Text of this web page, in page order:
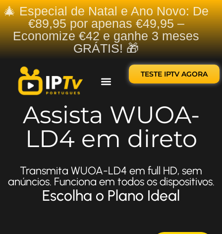
🎄 Especial de Natal e Ano Novo: De
€89,95 por apenas €49,95 –
Economize €42 e ganhe 3 meses
GRÁTIS! 🎁
TESTE IPTV AGORA
Assista WUOA-
LD4 em direto
Transmita WUOA-LD4 em full HD, sem
anúncios. Funciona em todos os dispositivos.
Escolha o Plano Ideal